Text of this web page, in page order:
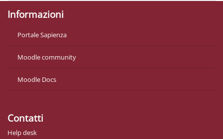
Informazioni
Portale Sapienza
Moodle community
Moodle Docs
Contatti
Help desk